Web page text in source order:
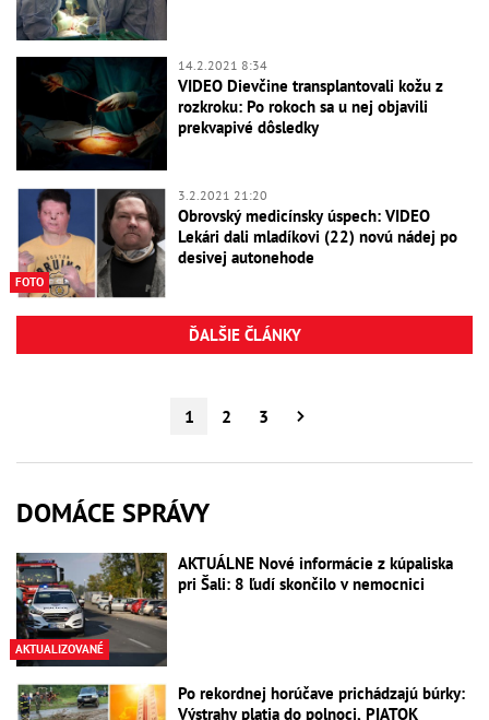
14.2.2021 8:34
VIDEO Dievčine transplantovali kožu z
rozkroku: Po rokoch sa u nej objavili
prekvapivé dôsledky
FOTO
3.2.2021 21:20
Obrovský medicínsky úspech: VIDEO
Lekári dali mladíkovi (22) novú nádej po
desivej autonehode
ĎALŠIE ČLÁNKY
1 2 3
DOMÁCE SPRÁVY
AKTUALIZOVANÉ
AKTUÁLNE Nové informácie z kúpaliska
pri Šali: 8 ľudí skončilo v nemocnici
Po rekordnej horúčave prichádzajú búrky:
Výstrahy platia do polnoci, PIATOK